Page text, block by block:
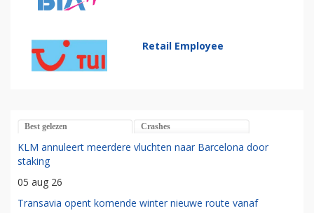
Retail Employee
Best gelezen Crashes
KLM annuleert meerdere vluchten naar Barcelona door
staking
05 aug 26
Transavia opent komende winter nieuwe route vanaf